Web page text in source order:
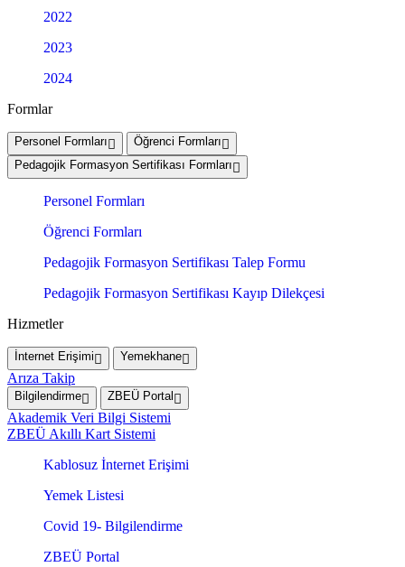
2022
2023
2024
Formlar
Personel Formları
Öğrenci Formları
Pedagojik Formasyon Sertifikası Formları
Personel Formları
Öğrenci Formları
Pedagojik Formasyon Sertifikası Talep Formu
Pedagojik Formasyon Sertifikası Kayıp Dilekçesi
Hizmetler
İnternet Erişimi Yemekhane
Arıza Takip
Bilgilendirme ZBEÜ Portal
Akademik Veri Bilgi Sistemi
ZBEÜ Akıllı Kart Sistemi
Kablosuz İnternet Erişimi
Yemek Listesi
Covid 19- Bilgilendirme
ZBEÜ Portal